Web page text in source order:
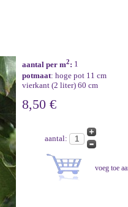
aantal per m2: 1
potmaat: hoge pot 11 cm
vierkant (2 liter) 60 cm
8,50 €
aantal: